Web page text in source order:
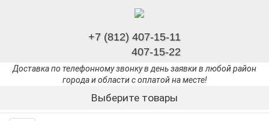
+7 (812) 407-15-11
407-15-22
Доставка по телефонному звонку в день заявки в любой район
города и области с оплатой на месте!
Выберите товары